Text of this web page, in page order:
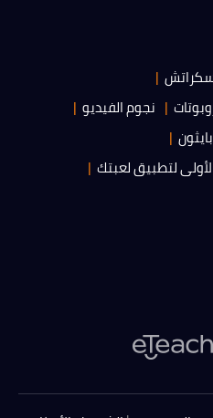
سكراتش
نجوم الفيديو
لتطبيق لعبتك